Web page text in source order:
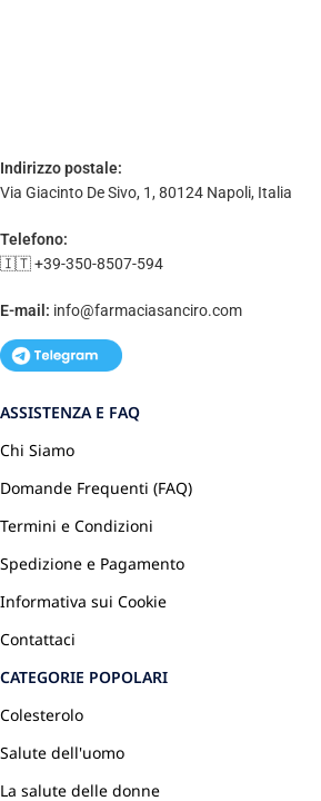
Indirizzo postale:
Via Giacinto De Sivo, 1, 80124 Napoli, Italia
Telefono:
🇮🇹 +39-350-8507-594
E-mail: info@farmaciasanciro.com
ASSISTENZA E FAQ
Chi Siamo
Domande Frequenti (FAQ)
Termini e Condizioni
Spedizione e Pagamento
Informativa sui Cookie
Contattaci
CATEGORIE POPOLARI
Colesterolo
Salute dell'uomo
La salute delle donne